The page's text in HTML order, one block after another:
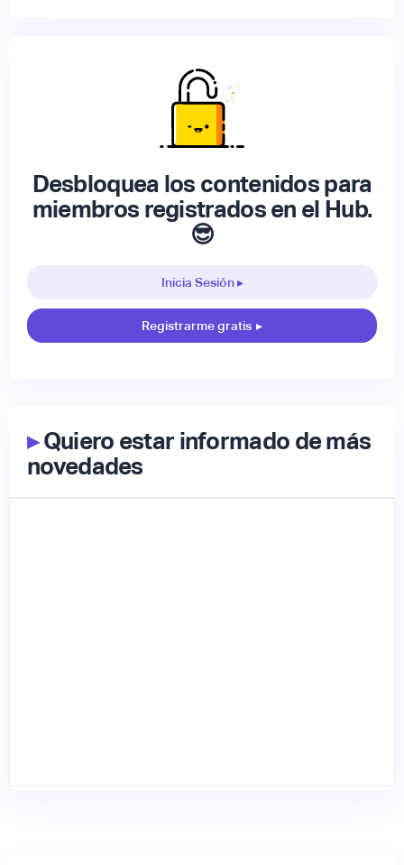
Desbloquea los contenidos para
miembros registrados en el Hub.
😎
Inicia Sesión ▸
Registrarme gratis ▸
▸Quiero estar informado de más
novedades